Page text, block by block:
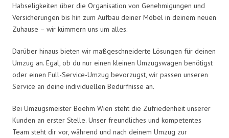
Habseligkeiten über die Organisation von Genehmigungen und
Versicherungen bis hin zum Aufbau deiner Möbel in deinem neuen
Zuhause – wir kümmern uns um alles.
Darüber hinaus bieten wir maßgeschneiderte Lösungen für deinen
Umzug an. Egal, ob du nur einen kleinen Umzugswagen benötigst
oder einen Full-Service-Umzug bevorzugst, wir passen unseren
Service an deine individuellen Bedürfnisse an.
Bei Umzugsmeister Boehm Wien steht die Zufriedenheit unserer
Kunden an erster Stelle. Unser freundliches und kompetentes
Team steht dir vor, während und nach deinem Umzug zur